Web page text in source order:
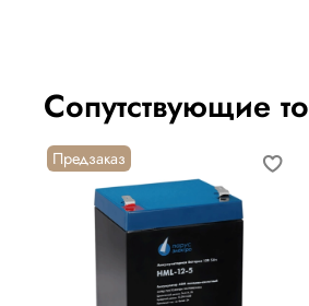
Сопутствующие
Предзаказ